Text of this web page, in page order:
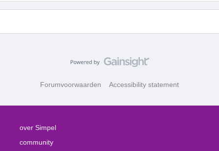
Forumvoorwaarden Accessibility statement
over Simpel
community